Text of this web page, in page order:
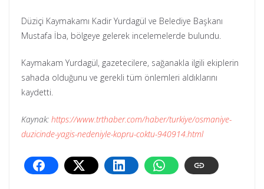
Düziçi Kaymakamı Kadir Yurdagül ve Belediye Başkanı
Mustafa İba, bölgeye gelerek incelemelerde bulundu.
Kaymakam Yurdagül, gazetecilere, sağanakla ilgili ekiplerin
sahada olduğunu ve gerekli tüm önlemleri aldıklarını
kaydetti.
Kaynak: https://www.trthaber.com/haber/turkiye/osmaniye-
duzicinde-yagis-nedeniyle-kopru-coktu-940914.html